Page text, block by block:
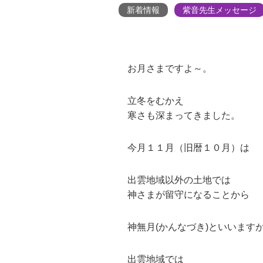
新着情報 紫音先生メッセージ
お月さまですよ～。
立冬をむかえ
寒さも深まってきました。
今月１１月（旧暦１０月）は
出雲地域以外の土地では
神さまが留守になることから
神無月(かんなづき)といいます
出雲地域では